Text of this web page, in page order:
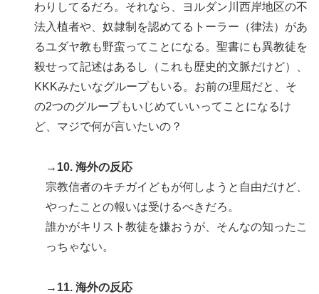
わりしてるだろ。それなら、ヨルダン川西岸地区の不
法入植者や、奴隷制を認めてるトーラー（律法）があ
るユダヤ教も野蛮ってことになる。聖書にも異教徒を
殺せって記述はあるし（これも歴史的文脈だけど）、
KKKみたいなグループもいる。お前の理屈だと、そ
の2つのグループもいじめていいってことになるけ
ど、マジで何が言いたいの？
→10. 海外の反応
宗教信者のキチガイどもが何しようと自由だけど、
やったことの報いは受けるべきだろ。
誰かがキリスト教徒を嫌おうが、そんなの知ったこ
っちゃない。
→11. 海外の反応